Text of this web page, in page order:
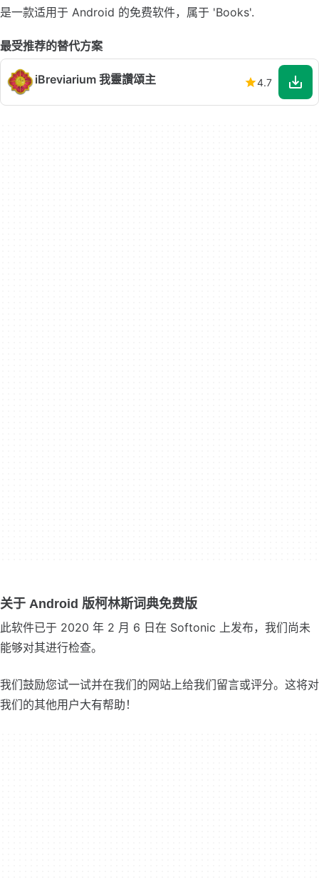
是一款适用于 Android 的免费软件，属于 'Books'.
最受推荐的替代方案
iBreviarium 我靈讚頌主 4.7
关于 Android 版柯林斯词典免费版
此软件已于 2020 年 2 月 6 日在 Softonic 上发布，我们尚未
能够对其进行检查。
我们鼓励您试一试并在我们的网站上给我们留言或评分。这将对
我们的其他用户大有帮助！